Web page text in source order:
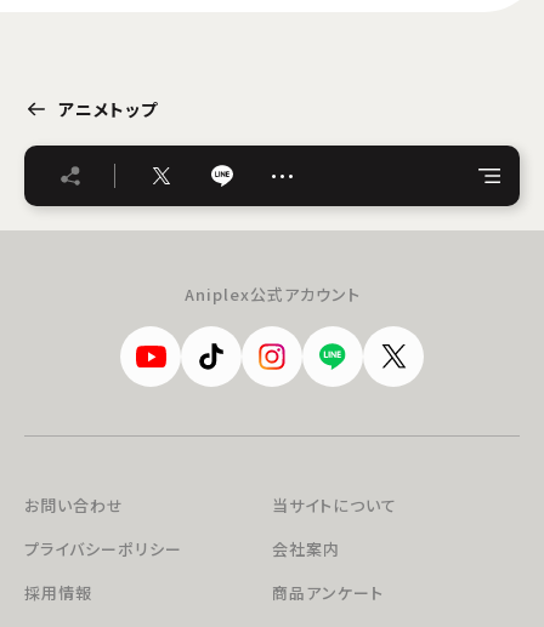
アニメトップ
…
Aniplex公式アカウント
お問い合わせ
当サイトについて
プライバシーポリシー
会社案内
採用情報
商品アンケート